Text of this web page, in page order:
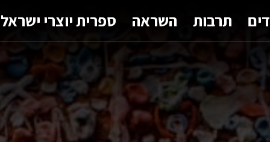
תרבות השראה ספרית יוצרי ישראל